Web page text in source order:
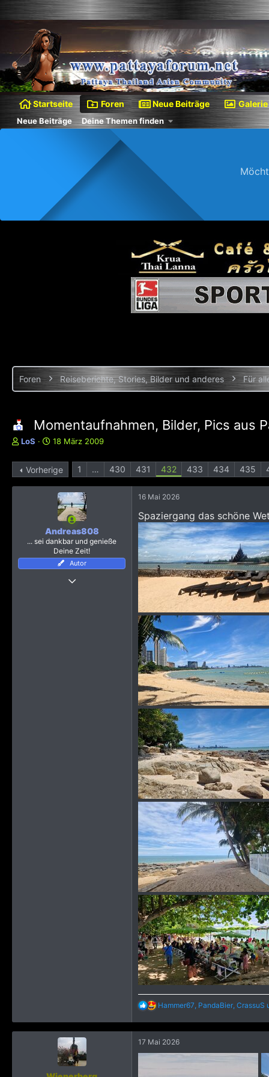
Startseite Foren Neue Beiträge Galerie
Neue Beiträge Deine Themen finden
Foren Reiseberichte, Stories, Bilder und anderes Für
Momentaufnahmen, Bilder, Pics aus
E
s
t
LoS
E
s
t
m
18 März 2009
Vorherige 1 … 430 431 432 433 434 435
Andreas808
... sei dankbar und genieße
Deine Zeit!
Autor
16 Mai 2026
Spaziergang das schöne
R
a
k
t
i
Hammer67, PandaBier, CrassuS
17 Mai 2026